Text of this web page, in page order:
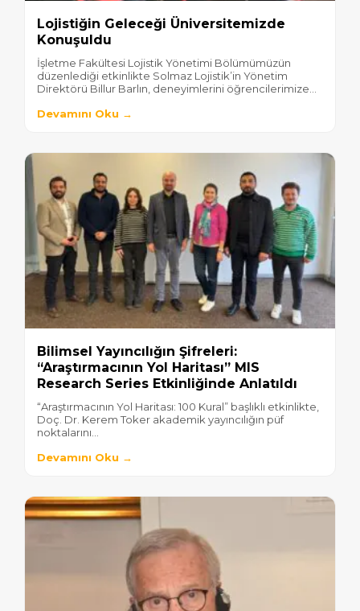
Lojistiğin Geleceği Üniversitemizde
Konuşuldu
İşletme Fakültesi Lojistik Yönetimi Bölümümüzün
düzenlediği etkinlikte Solmaz Lojistik’in Yönetim
Direktörü Billur Barlın, deneyimlerini öğrencilerimize...
Devamını Oku →
Bilimsel Yayıncılığın Şifreleri:
“Araştırmacının Yol Haritası” MIS
Research Series Etkinliğinde Anlatıldı
“Araştırmacının Yol Haritası: 100 Kural” başlıklı etkinlikte,
Doç. Dr. Kerem Toker akademik yayıncılığın püf
noktalarını...
Devamını Oku →